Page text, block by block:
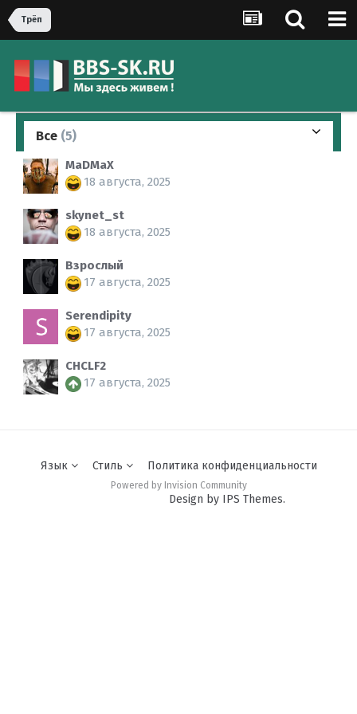
Трёп
Все (5)
MaDMaX
18 августа, 2025
skynet_st
18 августа, 2025
Взрослый
17 августа, 2025
Serendipity
17 августа, 2025
CHCLF2
17 августа, 2025
Язык Стиль Политика конфиденциальности
Powered by Invision Community
Design by IPS Themes.